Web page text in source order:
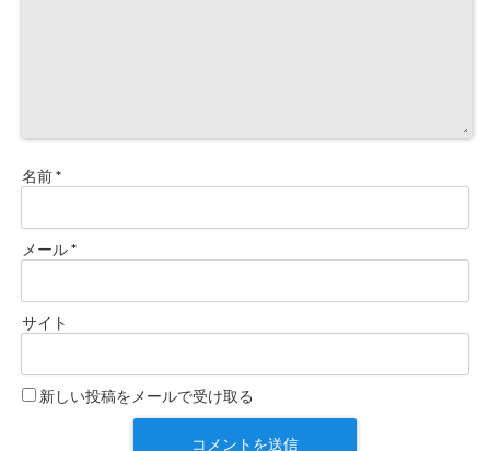
名前*
メール*
サイト
新しい投稿をメールで受け取る